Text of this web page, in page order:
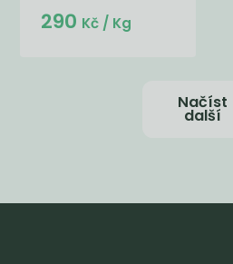
290 Kč / Kg
Načíst
další